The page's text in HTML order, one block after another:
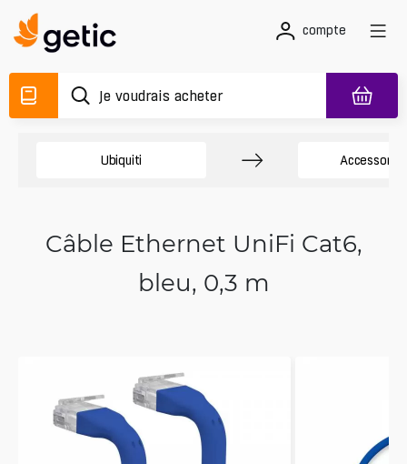
compte
Ubiquiti Accessory
Câble Ethernet UniFi Cat6,
bleu, 0,3 m